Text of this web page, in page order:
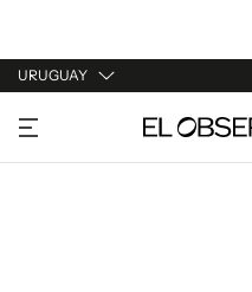
URUGUAY
URUGUAY
ARGENTINA